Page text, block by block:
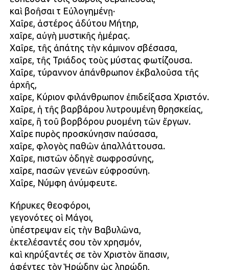
καὶ βοῆσαι τῇ Εὐλογημένῃ·
Χαῖρε, ἀστέρος ἀδύτου Μήτηρ,
χαῖρε, αὐγὴ μυστικῆς ἡμέρας.
Χαῖρε, τῆς ἀπάτης τὴν κάμινον σβέσασα,
χαῖρε, τῆς Τριάδος τοὺς μύστας φωτίζουσα.
Χαῖρε, τύραννον ἀπάνθρωπον ἐκβαλοῦσα τῆς
ἀρχῆς,
χαῖρε, Κύριον φιλάνθρωπον ἐπιδείξασα Χριστόν.
Χαῖρε, ἡ τῆς βαρβάρου λυτρουμένη θρησκείας,
χαῖρε, ἢ τοῦ βορβόρου ρυομένη τῶν ἔργων.
Χαῖρε πυρὸς προσκύνησιν παύσασα,
χαῖρε, φλογὸς παθῶν ἀπαλλάττουσα.
Χαῖρε, πιστῶν ὁδηγὲ σωφροσύνης,
χαῖρε, πασῶν γενεῶν εὐφροσύνη.
Χαῖρε, Νύμφη ἀνύμφευτε.
Κήρυκες θεοφόροι,
γεγονότες οἱ Μάγοι,
ὑπέστρεψαν εἰς τὴν Βαβυλῶνα,
ἐκτελέσαντές σου τὸν χρησμόν,
καὶ κηρύξαντές σε τὸν Χριστὸν ἅπασιν,
ἀφέντες τὸν Ἡρώδην ὡς ληρώδη,